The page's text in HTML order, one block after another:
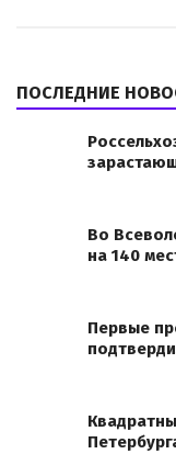
ПОСЛЕДНИЕ
Во
на 140
Первые